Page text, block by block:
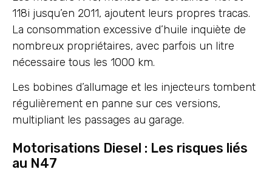
118i jusqu’en 2011, ajoutent leurs propres tracas.
La consommation excessive d’huile inquiète de
nombreux propriétaires, avec parfois un litre
nécessaire tous les 1000 km.
Les bobines d’allumage et les injecteurs tombent
régulièrement en panne sur ces versions,
multipliant les passages au garage.
Motorisations Diesel : Les risques liés
au N47